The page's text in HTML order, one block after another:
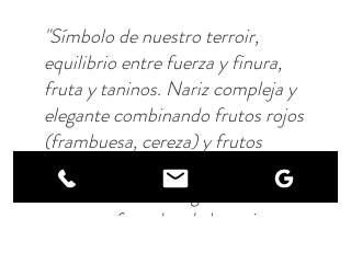
"Símbolo de nuestro terroir,
equilibrio entre fuerza y finura,
fruta y taninos. Nariz compleja y
elegante combinando frutos rojos
(frambuesa, cereza) y frutos
negros (grosella negra, mora). En
boca es denso recogiendo los
aromas afrutados de la nariz con